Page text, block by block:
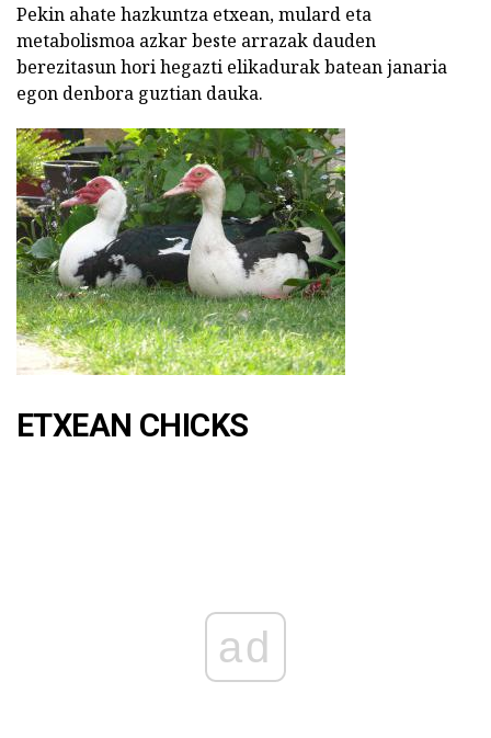
Pekin ahate hazkuntza etxean, mulard eta
metabolismoa azkar beste arrazak dauden
berezitasun hori hegazti elikadurak batean janaria
egon denbora guztian dauka.
ETXEAN CHICKS
ad